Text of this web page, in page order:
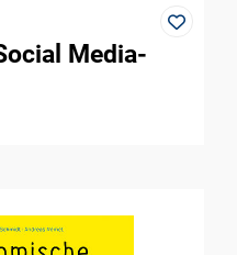
Media-